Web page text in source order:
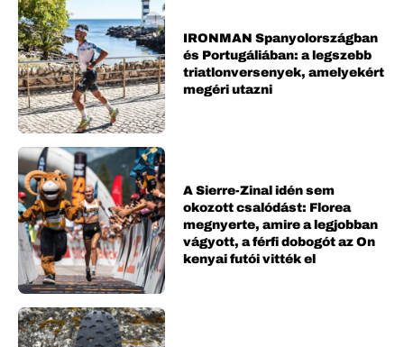
IRONMAN Spanyolországban
és Portugáliában: a legszebb
triatlonversenyek, amelyekért
megéri utazni
A Sierre-Zinal idén sem
okozott csalódást: Florea
megnyerte, amire a legjobban
vágyott, a férfi dobogót az On
kenyai futói vitték el